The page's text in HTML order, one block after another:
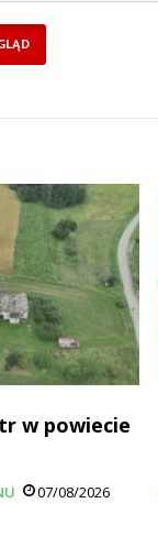
w powiecie
07/08/2026